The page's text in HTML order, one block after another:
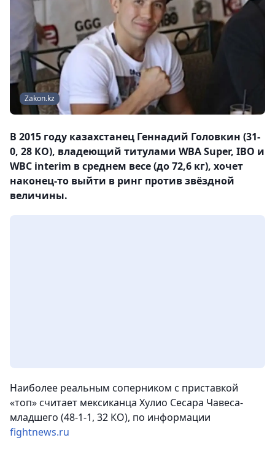
Zakon.kz
В 2015 году казахстанец Геннадий Головкин (31-
0, 28 КО), владеющий титулами WBA Super, IBO и
WBC interim в среднем весе (до 72,6 кг), хочет
наконец-то выйти в ринг против звёздной
величины.
Наиболее реальным соперником с приставкой
«топ» считает мексиканца Хулио Сесара Чавеса-
младшего (48-1-1, 32 КО), по информации
fightnews.ru